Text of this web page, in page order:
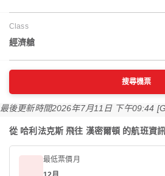
Class
經濟艙
搜尋機票
最後更新時間2026年7月11日 下午09:44
從 哈利法克斯 飛往 漢密爾頓 的航班資訊
最低票價月